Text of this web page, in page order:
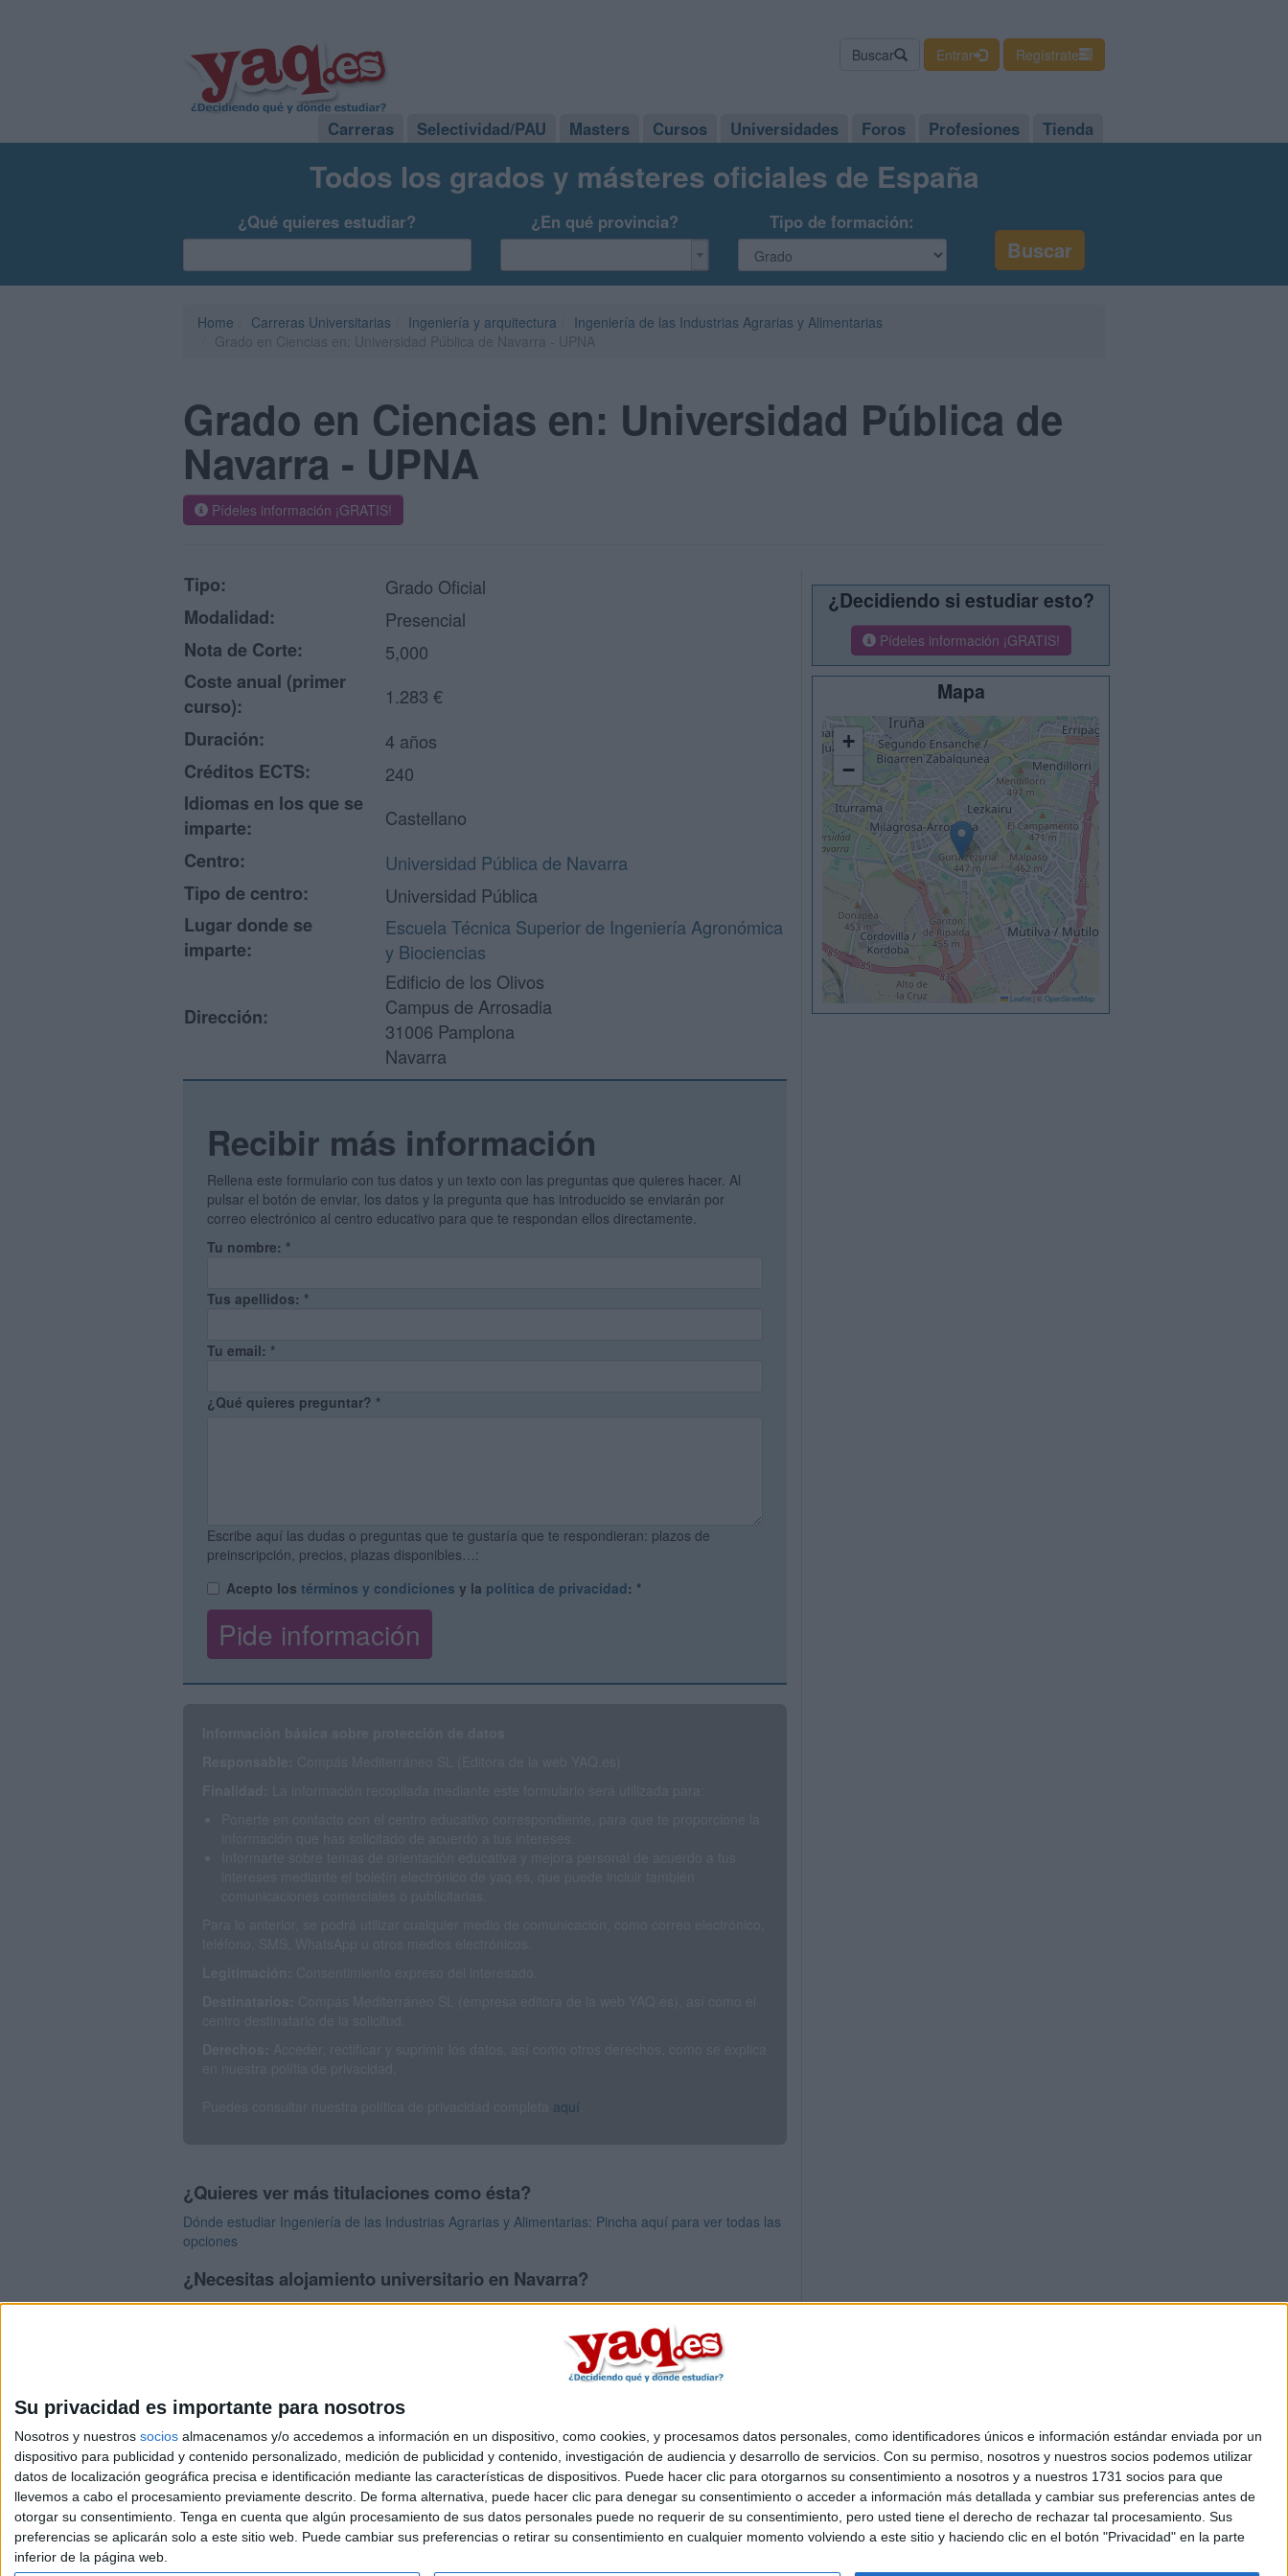
Su privacidad es importante para nosotros
Nosotros y nuestros socios almacenamos y/o accedemos a información en un dispositivo, como cookies, y procesamos datos personales, como identificadores únicos e información estándar enviada por un
dispositivo para publicidad y contenido personalizado, medición de publicidad y contenido, investigación de audiencia y desarrollo de servicios. Con su permiso, nosotros y nuestros socios podemos utilizar
datos de localización geográfica precisa e identificación mediante las características de dispositivos. Puede hacer clic para otorgarnos su consentimiento a nosotros y a nuestros 1731 socios para que
llevemos a cabo el procesamiento previamente descrito. De forma alternativa, puede hacer clic para denegar su consentimiento o acceder a información más detallada y cambiar sus preferencias antes de
otorgar su consentimiento. Tenga en cuenta que algún procesamiento de sus datos personales puede no requerir de su consentimiento, pero usted tiene el derecho de rechazar tal procesamiento. Sus
preferencias se aplicarán solo a este sitio web. Puede cambiar sus preferencias o retirar su consentimiento en cualquier momento volviendo a este sitio y haciendo clic en el botón "Privacidad" en la parte
inferior de la página web.
Buscar Entrar Regístrate
Carreras Selectividad/PAU Masters Cursos Universidades Foros Profesiones Tienda
Todos los grados y másteres oficiales de España
¿Qué quieres estudiar? ¿En qué provincia? Tipo de formación:
Home Carreras Universitarias Ingeniería y arquitectura
Ingeniería de las Industrias Agrarias y Alimentarias
Grado en Ciencias en: Universidad Pública de
Navarra - UPNA
Pídeles información ¡GRATIS!
Tipo:
Grado Oficial
Modalidad:
Presencial
Nota de Corte:
5,000
Coste anual (primer
curso):
1.283 €
Duración:
4 años
Créditos ECTS:
240
Idiomas en los que se
imparte:
Castellano
Centro:
Universidad Pública de Navarra
Tipo de centro:
Universidad Pública
Lugar donde se
imparte:
Escuela Técnica Superior de Ingeniería Agronómica
y Biociencias
Dirección:
Edificio de los Olivos
Campus de Arrosadia
31006 Pamplona
Navarra
Recibir más información
Rellena este formulario con tus datos y un texto con las preguntas que quieres hacer. Al
pulsar el botón de enviar, los datos y la pregunta que has introducido se enviarán por
correo electrónico al centro educativo para que te respondan ellos directamente.
Tu nombre: *
Tus apellidos: *
Tu email: *
¿Qué quieres preguntar? *
Escribe aquí las dudas o preguntas que te gustaría que te respondieran: plazos de
preinscripción, precios, plazas disponibles…:
Acepto los términos y condiciones y la política de privacidad: *
aquí
¿Quieres ver más titulaciones como ésta?
Dónde estudiar Ingeniería de las Industrias Agrarias y Alimentarias: Pincha aquí para ver todas las
opciones
¿Necesitas alojamiento universitario en Navarra?
>> Residencias de estudiantes y colegios mayores en Navarra
¿Decidiendo si estudiar esto?
Pídeles información ¡GRATIS!
Mapa
+
−
Leaflet © OpenStreetMap
Quiénes somos|Contactar|Anúnciate
Aviso legal|Politica de privacidad|Condiciones generales|Política de cookies
© 2003-2026Compás Mediterráneo S.L.- Diego de León 47 - 28006 Madrid [ESPAÑA] - Tel. +34 91 593 2767